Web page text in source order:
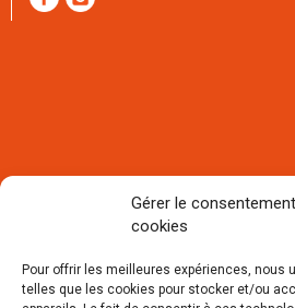
Gérer le
cookies
Pour offrir les meilleures expériences, nous
telles que les cookies pour stocker et/ou
Rejoignez notre
recevez notre lettre